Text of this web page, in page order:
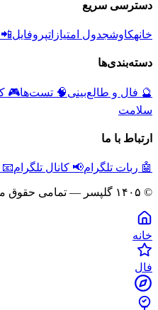
دسترسی سریع
خانهکاوشجدول امتیازاتپروفایل
دسته‌بندی‌ها
🔮 فال و طالع‌بینی🧠 تست‌ها🎮
سلامت
ارتباط با ما
🤖 ربات تلگرام📢 کانال تلگرام📧
© ۱۴۰۵ گلپسر — تمامی حقوق محفوظ است
خانه
فال